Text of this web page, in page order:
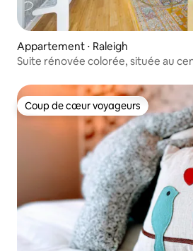
Appartement ⋅ Raleigh
Suite rénovée colorée, située au
Coup de cœur voyageurs
Coup de cœur voyageurs